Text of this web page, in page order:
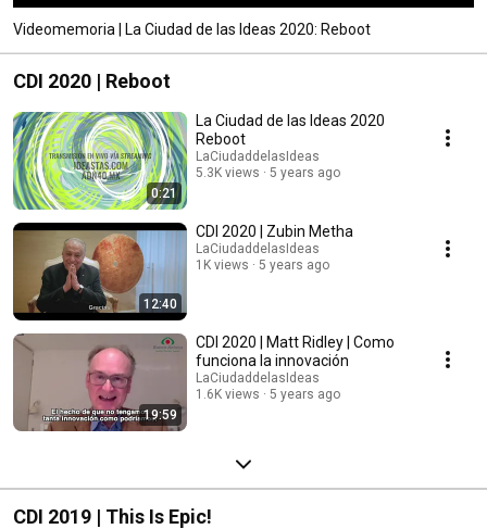
Videomemoria | La Ciudad de las Ideas 2020: Reboot
CDI 2020 | Reboot
0:21
La Ciudad de las Ideas 2020
Reboot
LaCiudaddelasIdeas
5.3K views
5 years ago
12:40
CDI 2020 | Zubin Metha
LaCiudaddelasIdeas
1K views
5 years ago
19:59
CDI 2020 | Matt Ridley | Como
funciona la innovación
LaCiudaddelasIdeas
1.6K views
5 years ago
CDI 2019 | This Is Epic!